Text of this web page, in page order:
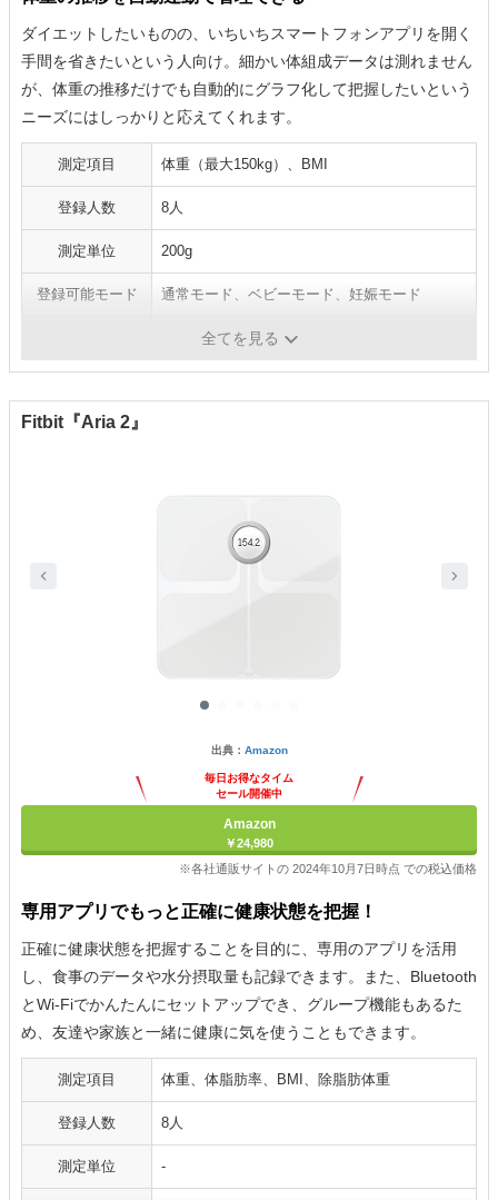
ダイエットしたいものの、いちいちスマートフォンアプリを開く
手間を省きたいという人向け。細かい体組成データは測れません
が、体重の推移だけでも自動的にグラフ化して把握したいという
ニーズにはしっかりと応えてくれます。
測定項目 体重（最大150kg）、BMI
登録人数 8人
測定単位 200g
登録可能モード 通常モード、ベビーモード、妊娠モード
Wi-Fi通信、Bluetooth通信
全てを見る
Fitbit『Aria 2』
出典： Amazon
毎日お得なタイム
セール開催中
Amazon
￥24,980
※各社通販サイトの 2024年10月7日時点 での税込価格
専用アプリでもっと正確に健康状態を把握！
正確に健康状態を把握することを目的に、専用のアプリを活用
し、食事のデータや水分摂取量も記録できます。また、Bluetooth
とWi-Fiでかんたんにセットアップでき、グループ機能もあるた
め、友達や家族と一緒に健康に気を使うこともできます。
測定項目 体重、体脂肪率、BMI、除脂肪体重
登録人数 8人
測定単位 -